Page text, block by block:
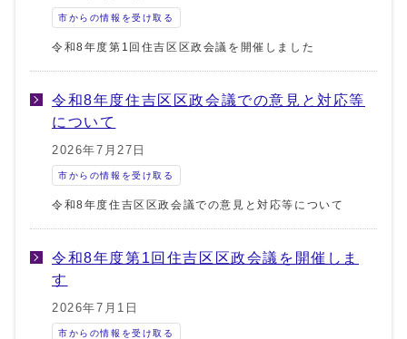
市からの情報を受け取る
令和8年度第1回住吉区区政会議を開催しました
令和8年度住吉区区政会議での意見と対応等
について
2026年7月27日
市からの情報を受け取る
令和8年度住吉区区政会議での意見と対応等について
令和8年度第1回住吉区区政会議を開催しま
す
2026年7月1日
市からの情報を受け取る